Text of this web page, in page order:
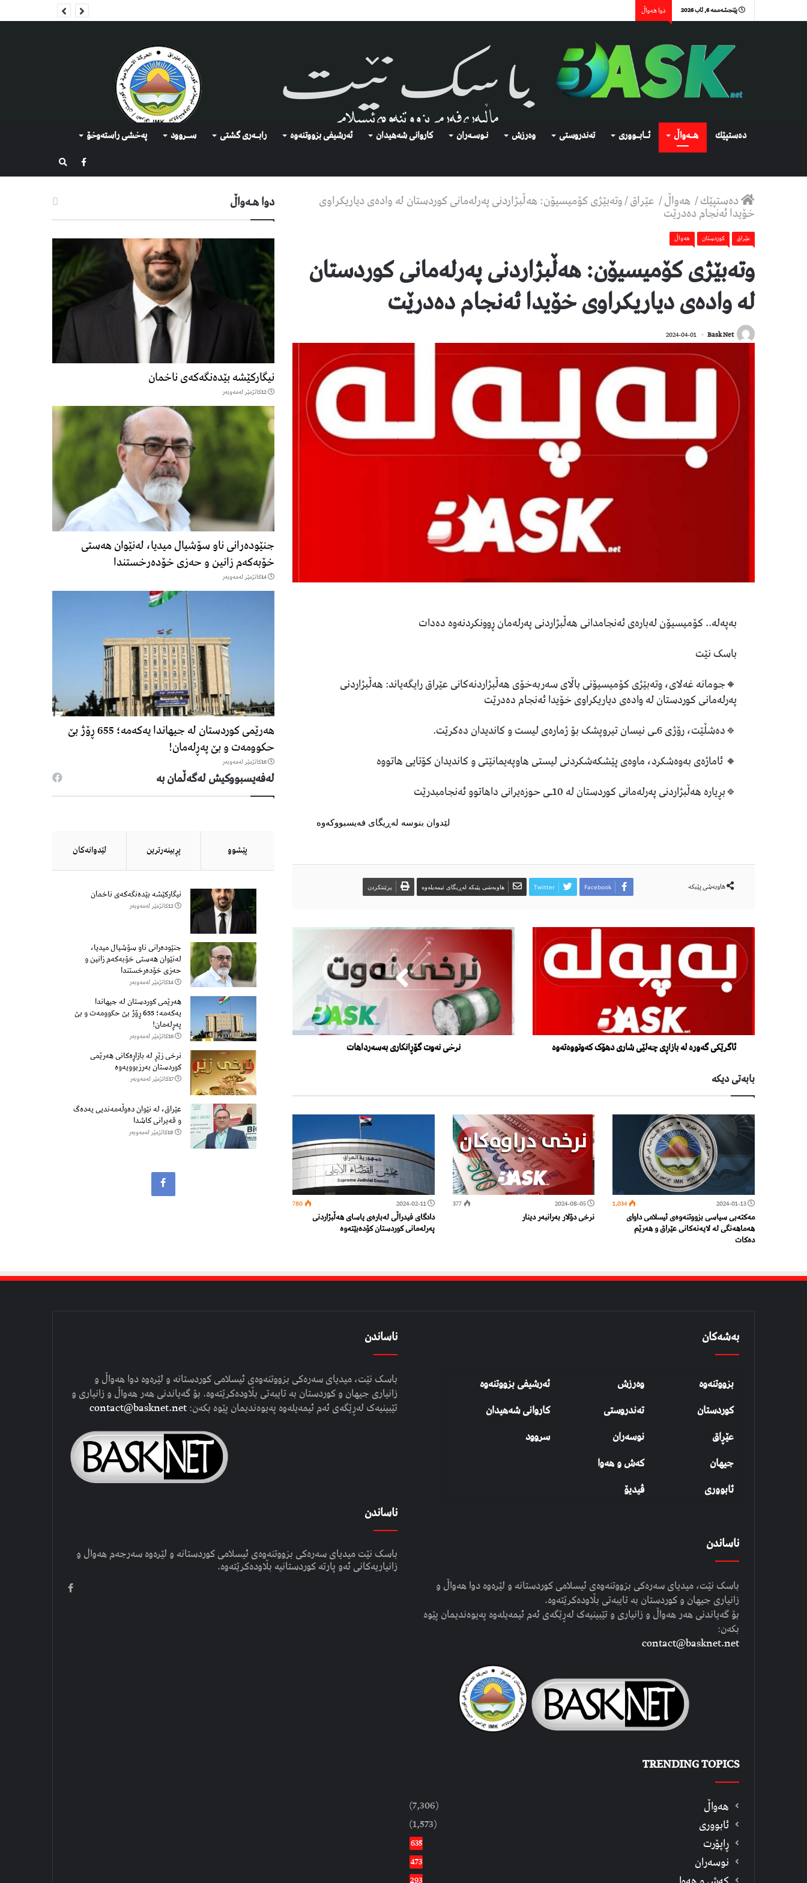
پێنجشەممە 6, ئاب 2026 دوا هەواڵ
دەستپێك هــەواڵ ئــابــووری تەندروستی وەرزش نـوسـەران كاروانی شەهیدان ئەرشیفى بزووتنەوە رابــه‌ری گشتی ســروود په‌خشی راسته‌وخۆ
گەڕان
دەستپێك/ هەواڵ/ عێراق/وتەبێژى کۆمیسیۆن: هەڵبژاردنی پەرلەمانی کوردستان لە وادەى دیاریکراوى
خۆیدا ئەنجام دەدرێت
عێراق كوردستان هەواڵ
وتەبێژى کۆمیسیۆن: هەڵبژاردنی پەرلەمانی کوردستان
لە وادەى دیاریکراوى خۆیدا ئەنجام دەدرێت
Bask Net
2024-04-01
بەپەلە.. کۆمیسیۆن لەبارەی ئەنجامدانی هەڵبژاردنی پەرلەمان ڕوونکردنەوە دەدات
باسک نێت
🔸جومانە غەلاى، وتەبێژى کۆمیسیۆنى باڵاى سەربەخۆى هەڵبژاردنەکانى عێراق رایگەیاند: هەڵبژاردنی
پەرلەمانی کوردستان لە وادەى دیاریکراوى خۆیدا ئەنجام دەدرێت
🔹دەشڵێت، رۆژى 6ـى نیسان تیروپشک بۆ ژمارەى لیست و کاندیدان دەکرێت.
🔸 ئاماژەی بەوەشکرد، ماوەی پێشکەشکردنی لیستی هاوپەیمانێتی و کاندیدان کۆتایی هاتووە
🔹بڕیارە هەڵبژاردنى پەرلەمانى کوردستان لە 10ـی حوزەیرانى داهاتوو ئەنجامبدرێت
لێدوان بنوسە لەڕیگای فەیسبووکەوە
هاوبەشی پێبكە Facebook
Twitter هاوبەشی پێبکە لەڕیگای ئیمەیلەوە پرێنتکردن
ئاگرێکی گەورە لە بازاڕی چەلێی شاری دهۆک کەوتووەتەوە نرخی نەوت گۆڕانکاری بەسەرداهات
بابەتی دیكە
2024-01-13
1,034
مەکتەبی سیاسی بزووتنەوەی ئیسلامی داوای
هەماهەنگی لە لایەنەکانی عێراق و هەرێم
دەکات
2024-08-05
377
نرخی دۆلار بەرانبەر دینار
2024-02-11
780
دادگای فیدراڵی لەبارەی یاسای هەڵبژاردنی
په‌رله‌مانی کوردستان کۆدەبێتەوە
دوا هـه‌واڵ
نیگارکێشە بێدەنگەکەی ناخمان
12كاتژمێر لەمەوبەر
جنێودەرانی ناو سۆشیال میدیا، لەنێوان هەستی
خۆبەکەم زانین و حەزی خۆدەرخستندا
14كاتژمێر لەمەوبەر
هەرێمی کوردستان لە جیهاندا یەکەمە؛ 655 ڕۆژ بێ
حکوومەت و بێ پەڕلەمان!
16كاتژمێر لەمەوبەر
لەفەیسبووكیش لەگەڵمان بە
پێشوو پڕبینەرترین لێدوانەكان
نیگارکێشە بێدەنگەکەی ناخمان
12كاتژمێر لەمەوبەر
جنێودەرانی ناو سۆشیال میدیا،
لەنێوان هەستی خۆبەکەم زانین و
حەزی خۆدەرخستندا
14كاتژمێر لەمەوبەر
هەرێمی کوردستان لە جیهاندا
یەکەمە؛ 655 ڕۆژ بێ حکوومەت و بێ
پەڕلەمان!
16كاتژمێر لەمەوبەر
نرخی زێڕ لە بازاڕەکانی هەرێمی
کوردستان بەرزبوویەوە
17كاتژمێر لەمەوبەر
عێراق، لە نێوان دەوڵەمەندیی یەدەگ
و قەیرانی کاشدا
18كاتژمێر لەمەوبەر
بەشەکان
بزووتنەوە
کوردستان
عێڕاق
جیهان
ئابووری
وەرزش
تەندروستی
نوسەران
کەش و هەوا
ڤیدیۆ
ئەرشیفی بزووتنەوە
کاروانی شەهیدان
سروود
ناساندن
باسک نێت، میدیای سەرەکی بزووتنەوەی ئیسلامی کوردستانە و لێرەوە دوا هەواڵ و
زانیاری جیهان و کوردستان بە تایبەتی بڵاودەکرێتەوە.
بۆ گەیاندنی هەر هەواڵ و زانیاری و تێبینیەک لەڕێگەی ئەم ئیمەیلەوە پەیوەندیمان پێوە
بکەن:
contact@basknet.net
TRENDING TOPICS
هەواڵ (7,306)
ئابووری (1,573)
ڕاپۆرت 635
نوسەران 473
ناساندن
باسک نێت، میدیای سەرەکی بزووتنەوەی ئیسلامی کوردستانە و لێرەوە دوا هەواڵ و
زانیاری جیهان و کوردستان بە تایبەتی بڵاودەکرێتەوە. بۆ گەیاندنی هەر هەواڵ و زانیاری و
تێبینیەک لەڕێگەی ئەم ئیمەیلەوە پەیوەندیمان پێوە بکەن:contact@basknet.net
ناساندن
باسک نێت میدیای سەرەکی بزووتنەوەی ئیسلامی کوردستانە و لێرەوە سەرجەم هەواڵ و
زانیاریەکانی ئەو پارتە کوردستانیە بڵاودەکرێتەوە.